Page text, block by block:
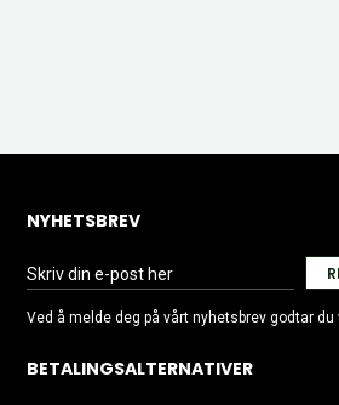
NYHETSBREV
Ved å melde deg på vårt nyhetsbrev godtar du
BETALINGSALTERNATIVER